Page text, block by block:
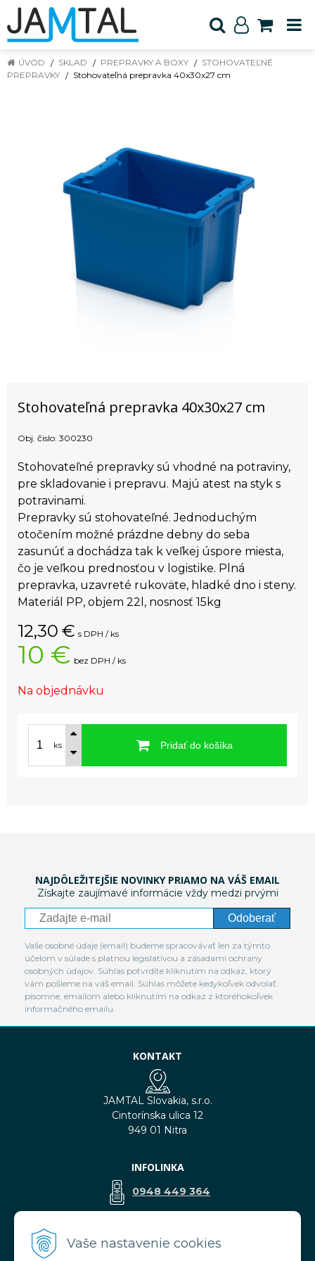
Vaše nastavenie cookies
ÚVOD SKLAD PREPRAVKY A BOXY
STOHOVATEĽNÉ
PREPRAVKY
Stohovateľná prepravka 40x30x27 cm
Stohovateľná prepravka 40x30x27 cm
Obj. čislo: 300230
Stohovateľné prepravky sú vhodné na potraviny,
pre skladovanie i prepravu. Majú atest na styk s
potravinami.
Prepravky sú stohovateľné. Jednoduchým
otočením možné prázdne debny do seba
zasunúť a dochádza tak k veľkej úspore miesta,
čo je veľkou prednosťou v logistike. Plná
prepravka, uzavreté rukoväte, hladké dno i steny.
Materiál PP, objem 22l, nosnosť 15kg
12,30 € s DPH / ks
10 € bez DPH / ks
Na objednávku
ks Pridať do košíka
NAJDÔLEŽITEJŠIE NOVINKY PRIAMO NA VÁŠ EMAIL
Získajte zaujímavé informácie vždy medzi prvými
Odoberať
Vaše osobné údaje (email) budeme spracovávať len za týmto
účelom v súlade s platnou legislatívou a zásadami ochrany
osobných údajov. Súhlas potvrdíte kliknutím na odkaz, ktorý
vám pošleme na váš email. Súhlas môžete kedykoľvek odvolať
písomne, emailom alebo kliknutím na odkaz z ktoréhokoľvek
informačného emailu.
KONTAKT
JAMTAL Slovakia, s.r.o.
Cintorínska ulica 12
949 01 Nitra
INFOLINKA
0948 449 364